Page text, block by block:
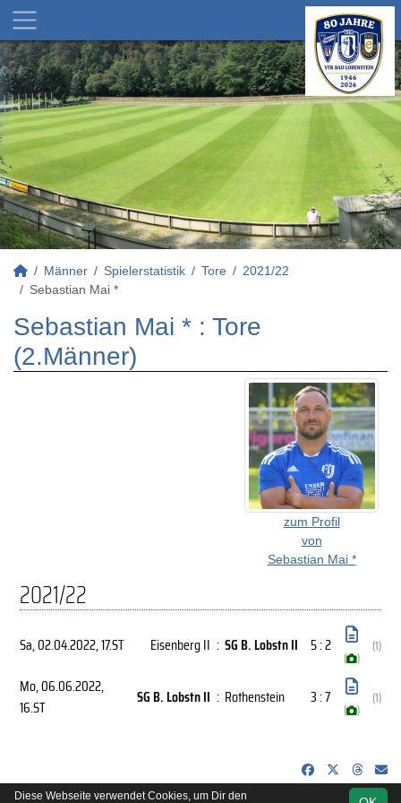
Männer Spielerstatistik Tore
2021/22
Sebastian Mai *
Sebastian Mai * : Tore
(2.Männer)
zum Profil
von
Sebastian Mai *
2021/22
Sa, 02.04.2022, 17.ST Eisenberg II : SG B. Lobstn II 5 : 2
( )
(1)
Mo, 06.06.2022,
16.ST
SG B. Lobstn II : Rothenstein 3 : 7
( )
(1)
Diese Webseite verwendet Cookies, um Dir den